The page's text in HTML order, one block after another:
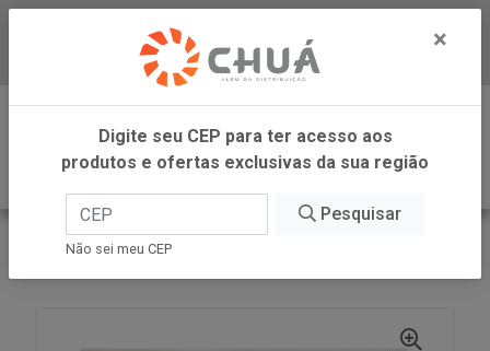
Baixe já nosso APP
0
INÍCIO
AJINOMOTO
×
Digite seu CEP para ter acesso aos
produtos e ofertas exclusivas da sua região
Pesquisar
Não sei meu CEP